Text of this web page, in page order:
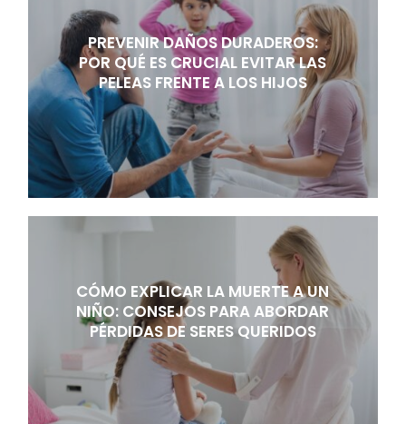
PREVENIR DAÑOS DURADEROS:
POR QUÉ ES CRUCIAL EVITAR LAS
PELEAS FRENTE A LOS HIJOS
CÓMO EXPLICAR LA MUERTE A UN
NIÑO: CONSEJOS PARA ABORDAR
PÉRDIDAS DE SERES QUERIDOS